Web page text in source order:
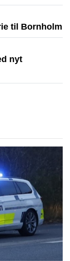
til Bornholm
nyt